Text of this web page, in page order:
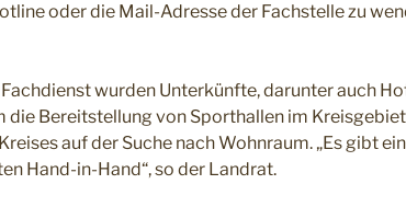
oder die Mail-Adresse der Fachstelle zu
wurden Unterkünfte, darunter auch
die Bereitstellung von Sporthallen im
auf der Suche nach Wohnraum. „Es gibt
Hand-in-Hand“, so der Landrat.